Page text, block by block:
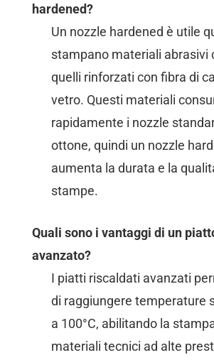
hardened?
Un nozzle hardened è utile
stampano materiali abrasivi
quelli rinforzati con fibra di
vetro. Questi materiali
rapidamente i nozzle
ottone, quindi un nozzle
aumenta la durata e la
stampe.
Quali sono i vantaggi di un
avanzato?
I piatti riscaldati avanzati
di raggiungere temperature
a 100°C, abilitando la
materiali tecnici ad alte